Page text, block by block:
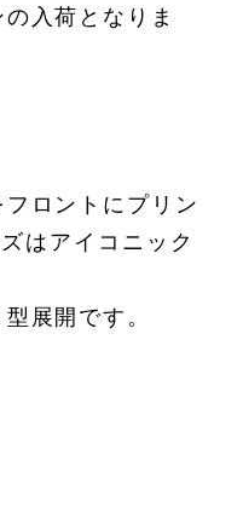
入荷となりま
ロントにプリン
はアイコニック
展開です。